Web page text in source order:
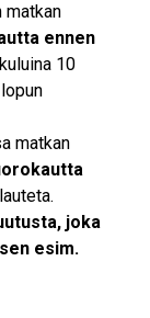
matkan
ennen
10
matkan
joka
esim.